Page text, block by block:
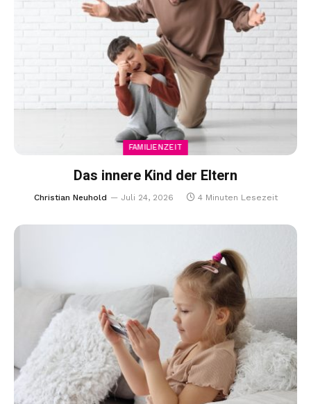
FAMILIENZEIT
Das innere Kind der Eltern
Christian Neuhold Juli 24, 2026 4 Minuten Lesezeit